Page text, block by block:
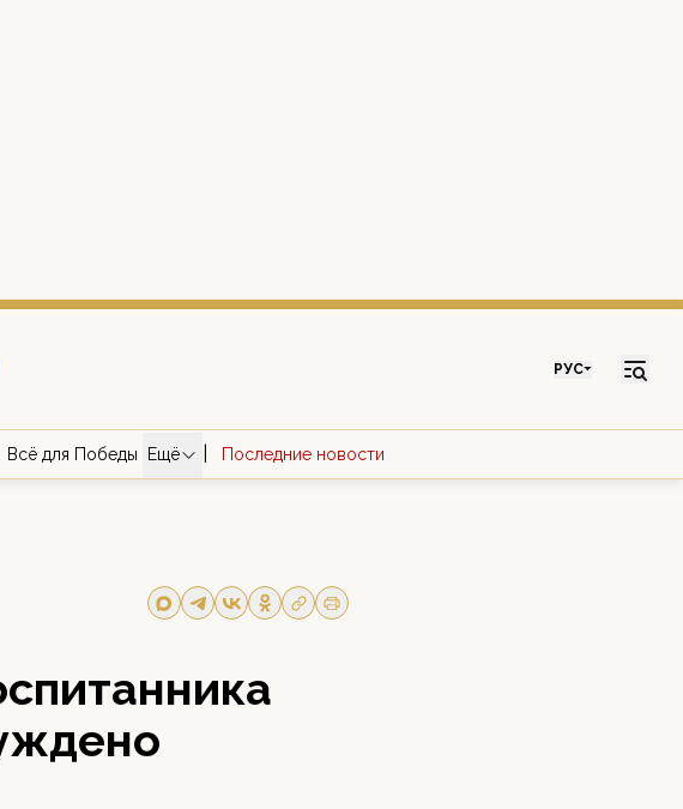
РУС
Всё для Победы Ещё Последние новости